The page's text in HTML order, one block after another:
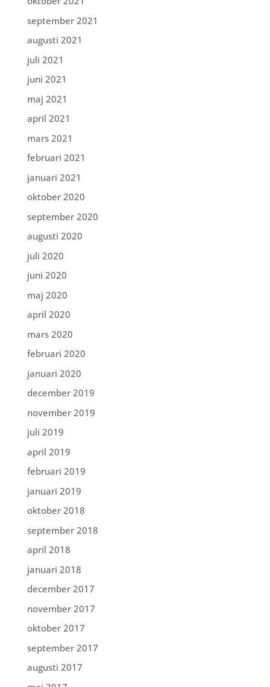
september 2021
augusti 2021
juli 2021
juni 2021
maj 2021
april 2021
mars 2021
februari 2021
januari 2021
oktober 2020
september 2020
augusti 2020
juli 2020
juni 2020
maj 2020
april 2020
mars 2020
februari 2020
januari 2020
december 2019
november 2019
juli 2019
april 2019
februari 2019
januari 2019
oktober 2018
september 2018
april 2018
januari 2018
december 2017
november 2017
oktober 2017
september 2017
augusti 2017